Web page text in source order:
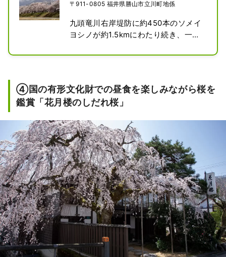
〒911-0805 福井県勝山市立川町地係
九頭竜川右岸堤防に約450本のソメイ
ヨシノが約1.5kmにわたり続き、一目
④国の有形文化財での昼食を楽しみながら桜を
鑑賞「花月楼のしだれ桜」